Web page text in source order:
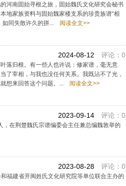
河南固始寻根之旅，固始魏氏文化研究会秘书
地家族资料与固始魏家楼支系的珍贵族谱“相
同失散许久的拼...
阅读全文>>
2024-08-12 评论：0
落归根。有一些人也许说：修家谱，毫无意
了宰相，与我也没任何关系。我既沾不了光，
想来回答这个问题。...
阅读全文>>
2023-09-14评论：0
，在荆楚魏氏宗谱编委会主任兼总编魏敦举的
2023-08-28评论：0
福建省开闽姓氏文化研究院等单位联合主办的